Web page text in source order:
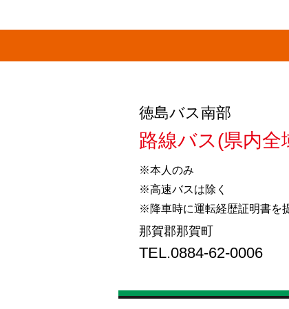
徳島バス南部
路線バス(県内全
※本人のみ
※高速バスは除く
※降車時に運転経歴証明書を
那賀郡那賀町
TEL.0884-62-0006